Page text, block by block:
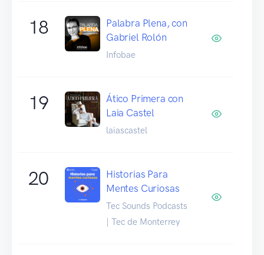
18
Palabra Plena, con
Gabriel Rolón
Infobae
19
Ático Primera con
Laia Castel
laiascastel
20
Historias Para
Mentes Curiosas
Tec Sounds Podcasts
| Tec de Monterrey